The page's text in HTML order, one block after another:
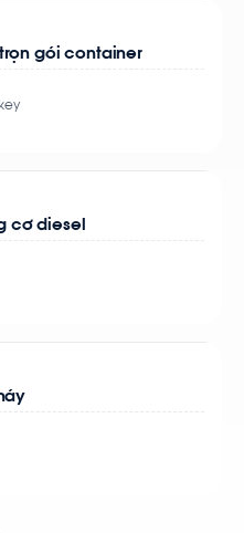
gói container
cơ diesel